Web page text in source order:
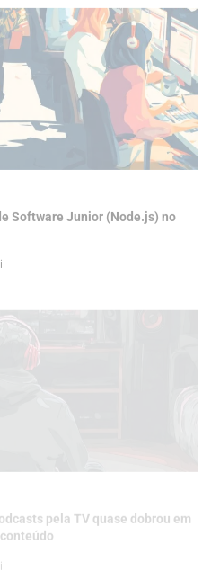
Software Junior (Node.js) no